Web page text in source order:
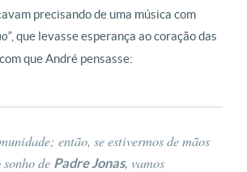
precisando de uma música com
, que levasse esperança ao coração das
que André pensasse:
então, se estivermos de mãos
de Padre Jonas, vamos